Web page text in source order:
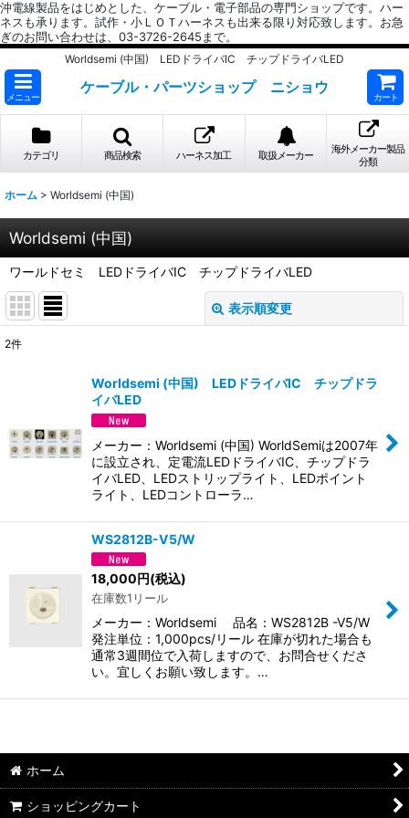
沖電線製品をはじめとした、ケーブル・電子部品の専門ショップです。ハー
ネスも承ります。試作・小ＬＯＴハーネスも出来る限り対応致します。お急
ぎのお問い合わせは、03-3726-2645まで。
Worldsemi (中国) LEDドライバIC チップドライバLED
メニュー
ケーブル・パーツショップ ニショウ
カート
カテゴリ 商品検索 ハーネス加工 取扱メーカー
海外メーカー製品
分類
ホーム > Worldsemi (中国)
Worldsemi (中国)
ワールドセミ LEDドライバIC チップドライバLED
表示順変更
絞り込む
2件
Worldsemi (中国) LEDドライバIC チップドラ
イバLED
メーカー：Worldsemi (中国) WorldSemiは2007年
に設立され、定電流LEDドライバIC、チップドラ
イバLED、LEDストリップライト、LEDポイント
ライト、LEDコントローラ…
WS2812B-V5/W
18,000円(税込)
在庫数1リール
メーカー：Worldsemi 品名：WS2812B -V5/W
発注単位：1,000pcs/リール 在庫が切れた場合も
通常3週間位で入荷しますので、お問合せくださ
い。宜しくお願い致します。…
ホーム
ショッピングカート